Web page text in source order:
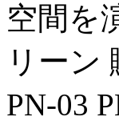
空間を
リーン
PN-03